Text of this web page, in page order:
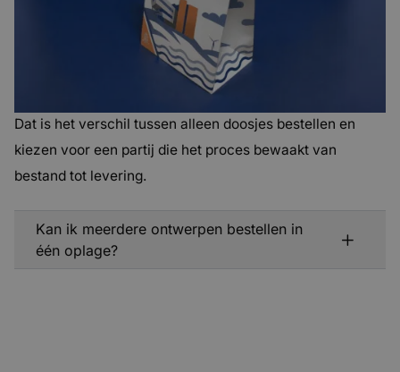
Wij controleren je bestand technisch, communiceren
helder en zorgen dat jouw doosjes professioneel worden
geproduceerd. Ook bij kleine oplages krijg je de kwaliteit
en persoonlijke begeleiding die bij dit soort werk past.
Dat is het verschil tussen alleen doosjes bestellen en
kiezen voor een partij die het proces bewaakt van
bestand tot levering.
Kan ik meerdere ontwerpen bestellen in
één oplage?